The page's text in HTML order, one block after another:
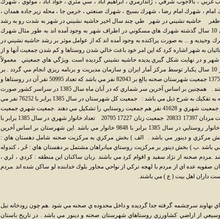
، بالاجوب شرقي ، ژاندارمري ، ابراهيم آباد ، سي متري ، جواد اباد ، مولوي ، شهرك
امام ، شهرك امام رضا ، شهرك بسيج ، شهرك صنعتي ، خرمن جا ، محله زير جاده همدان ،
حاشيه نشيني در شهر طي چند سال اخير حاشيه نشيني در شهر به شدت رو به رشد
بوده است به طوري كه در طي 10 سال گذشته شهرك هاي مسكوني در اطراف شهر به وجود آمده اند به طور مثال شهرك
و ... به صورت پراكنده به وجود آمده اند كه از عوامل موثر بر رشد حاشيه نشيني در
به شهر اشاره كرد كه اين امر خود باعث خالي شدن روستاها و كم شدن جمعيت آنها و از
و در نهايت شكل گيري پديده حاشيه نشيني گرديده است .ويژگي هاي جمعيتي معمولاً
سرشماري نفوس و مسكن هر 10 سال يكبار توسط مركز آمار ايران و سازمان مديريت و برنامه ريزي انجام مي گردد . بر
اساس آخرين سرشماري سال 1375 جمعيت شهرستان صحنه بالغ بر 82043 نفر مي باشد كه تعداد 50995 نفر آن در روستاها و
31048 نفر در صحنه ساكن هستند . همچنين بر اساس آخرين سر شماري كه در آبان ماه سال 1385 در سراسر كشور صورت
گرفت جمعيت شهرستان صحنه به تفكيك به شرح ذيل مي باشد : جمعيت كل شهرستان در سال 1385 برابر با 76252 نفر مي
باشد كه از اين تعداد 34524 نفر جمعيت شهري و 41628 نفر هم جمعيت روستايي را تشكيل مي دهند .جمعيت شهري جمعيت
روستايي 34634 41618 جمعيت مردان 17397 20833 جمعيت زنان 17227 20795 تعداد خانوار شهري در سال 1385 برابر با
9115 خانوار مي باشد . تعداد خانوار روستايي در سال 1385 برابر با 9848 خانوار مي باشد .اين شهرستان بر اساس آخرين
مركزي و دينور مي باشد . الف ) بخش مركزي به مركزيت صحنه شامل دهستان هاي :
باشد .ب ) بخش دينور بر مركزيت روستاي ميانراهان مشتمل بر دهستان هاي : حُر ، كندوله
روستا مي باشد .مردم صحنه از نژاد سفيد و اقوام كرد مي باشند .زبان ساكنان اين منطقه : كردي ، لري ،
عده اي از مردم با لهجه تركي از نواحي مجاور بلوك خدابنده لو ساكن شده اند .مردم
داران اهل بيت ( ع ) مي باشند.
نهاوند سرچشمه گرفته جدا گرديده و داخل محدوده ي صحنه مي شود .هم چون رودخانه نيل
از اراضي كشاورزي روستاهاي شهرستان صحنه و دينور مي باشد . در تاريخ باستان